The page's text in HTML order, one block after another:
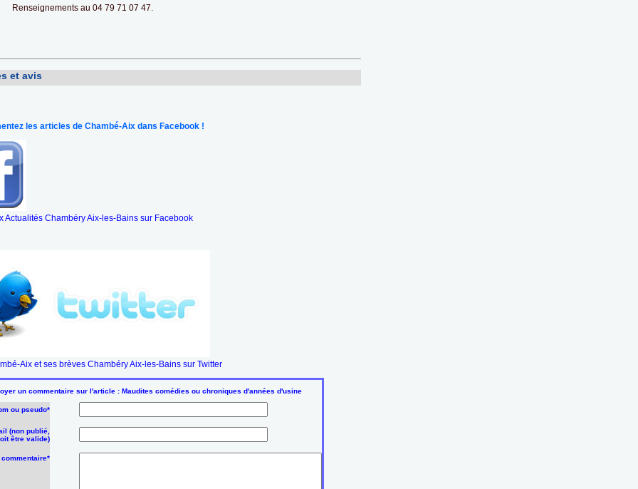
Renseignements au 04 79 71 07 47.
et avis
les articles de Chambé-Aix dans Facebook !
Actualités Chambéry Aix-les-Bains sur Facebook
Aix et ses brèves Chambéry Aix-les-Bains sur Twitter
un commentaire sur l'article : Maudites comédies ou chroniques d'années d'usine
ou pseudo*
(non publié,
être valide)
commentaire*